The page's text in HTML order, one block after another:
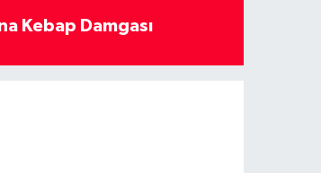
Kebap Damgası